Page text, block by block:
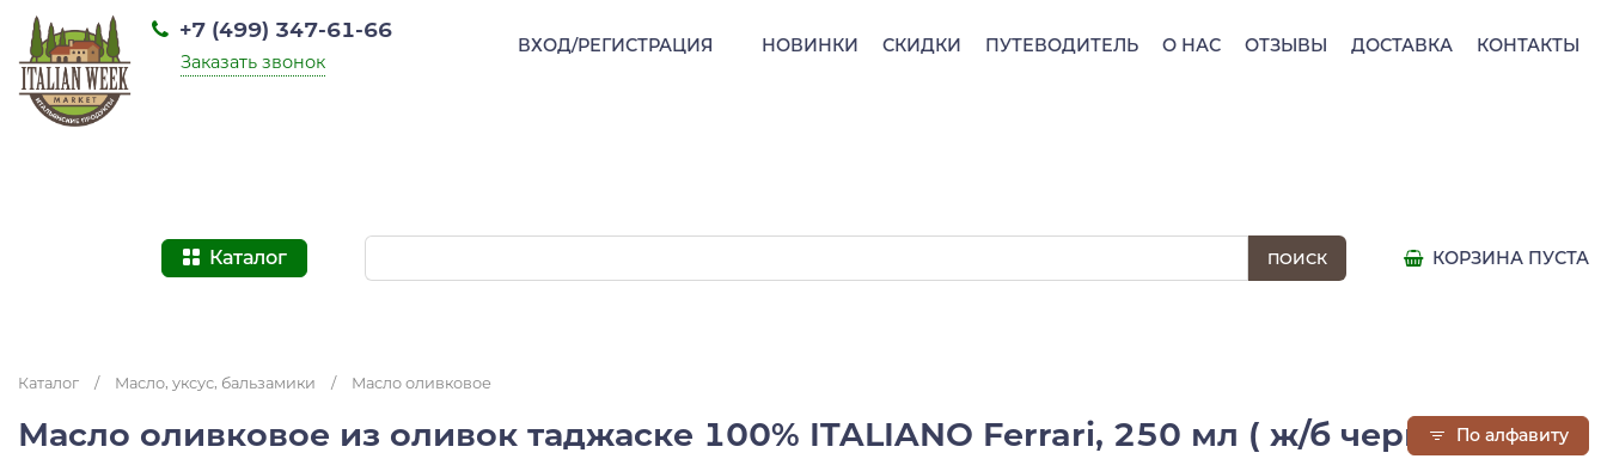
НОВИНКИ СКИДКИ ПУТЕВОДИТЕЛЬ О НАС ОТЗЫВЫ ДОСТАВКА КОНТАКТЫ
+7 (499) 347-61-66
Заказать звонок
ВХОД/РЕГИСТРАЦИЯ
Каталог КОРЗИНА ПУСТА
Каталог / Масло, уксус, бальзамики / Масло оливковое
Масло оливковое из оливок таджаске 100% ITALIANO Ferrari, 250 мл ( ж/б черная)По алфавиту